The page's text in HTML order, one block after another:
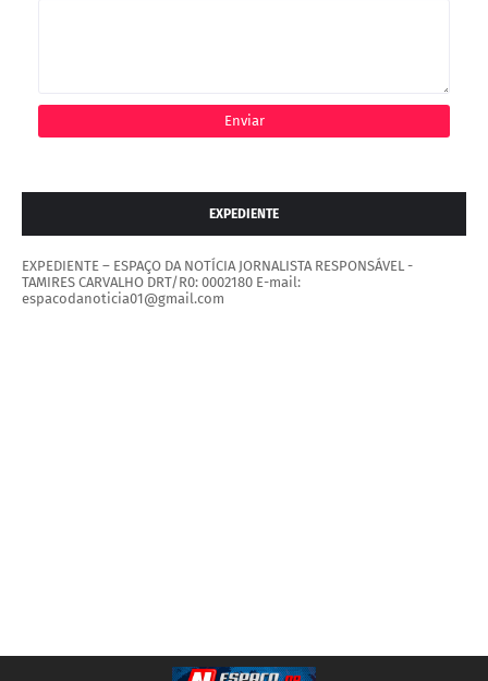
EXPEDIENTE
EXPEDIENTE – ESPAÇO DA NOTÍCIA JORNALISTA RESPONSÁVEL -
TAMIRES CARVALHO DRT/R0: 0002180 E-mail:
espacodanoticia01@gmail.com